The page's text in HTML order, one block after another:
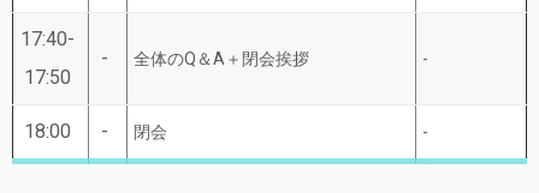
17:40-
17:50
- 全体のQ＆A＋閉会挨拶 -
18:00 - 閉会 -